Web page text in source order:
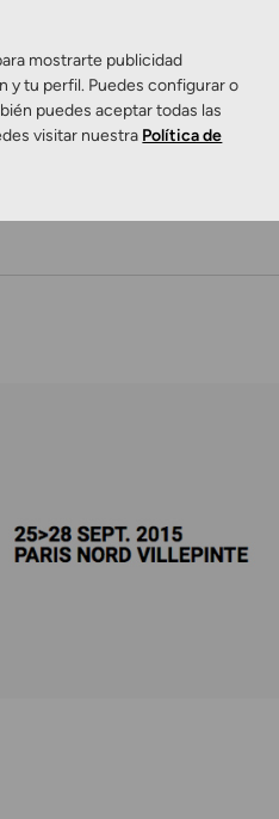
mostrarte publicidad
y tu perfil. Puedes configurar o
puedes aceptar todas las
visitar nuestra Política de